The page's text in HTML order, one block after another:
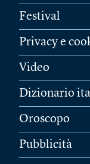
Festival
Privacy e
Video
Dizionario
Oroscopo
Pubblicità